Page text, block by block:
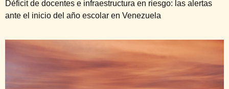
Déficit de docentes e infraestructura en riesgo: las alertas
ante el inicio del año escolar en Venezuela